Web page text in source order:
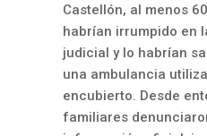
Castellón, al menos
habrían irrumpido en
judicial y lo habrían
una ambulancia
encubierto. Desde
familiares